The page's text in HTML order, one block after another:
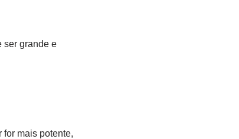
ser grande e
mais potente,